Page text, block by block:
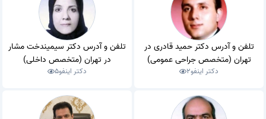
تلفن و آدرس دکتر حمید قادری در
تهران (متخصص جراحی عمومی)
دکتر اینفو2
تلفن و آدرس دکتر سیمیندخت مشار
در تهران (متخصص داخلی)
دکتر اینفو5